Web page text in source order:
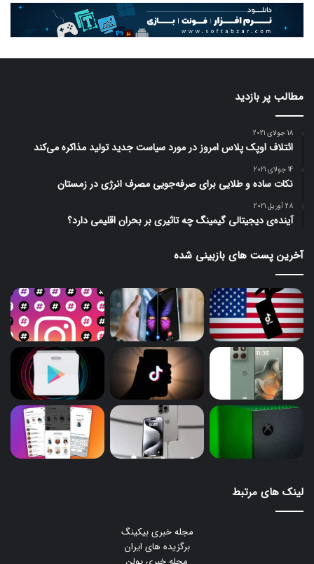
مطالب پر بازدید
18 جولای 2021
ائتلاف اوپک پلاس امروز در مورد سیاست جدید تولید مذاکره می‌کند
14 جولای 2021
نکات ساده و طلایی برای صرفه‌جویی مصرف انرژی در زمستان
28 آوریل 2021
آینده‌ی دیجیتالی گیمینگ چه تاثیری بر بحران اقلیمی دارد؟
آخرین پست های بازبینی شده
لینک های مرتبط
مجله خبری بیکینگ
برگزیده های ایران